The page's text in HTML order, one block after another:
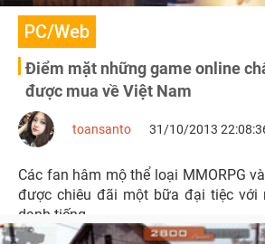
PC/Web
Điểm mặt những game online
được mua về Việt Nam
toansanto 31/10/2013
Các fan hâm mộ thể loại MMORPG
được chiêu đãi một bữa đại tiệc với
danh tiếng.